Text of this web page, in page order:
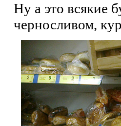
Ну а это всякие
черносливом,